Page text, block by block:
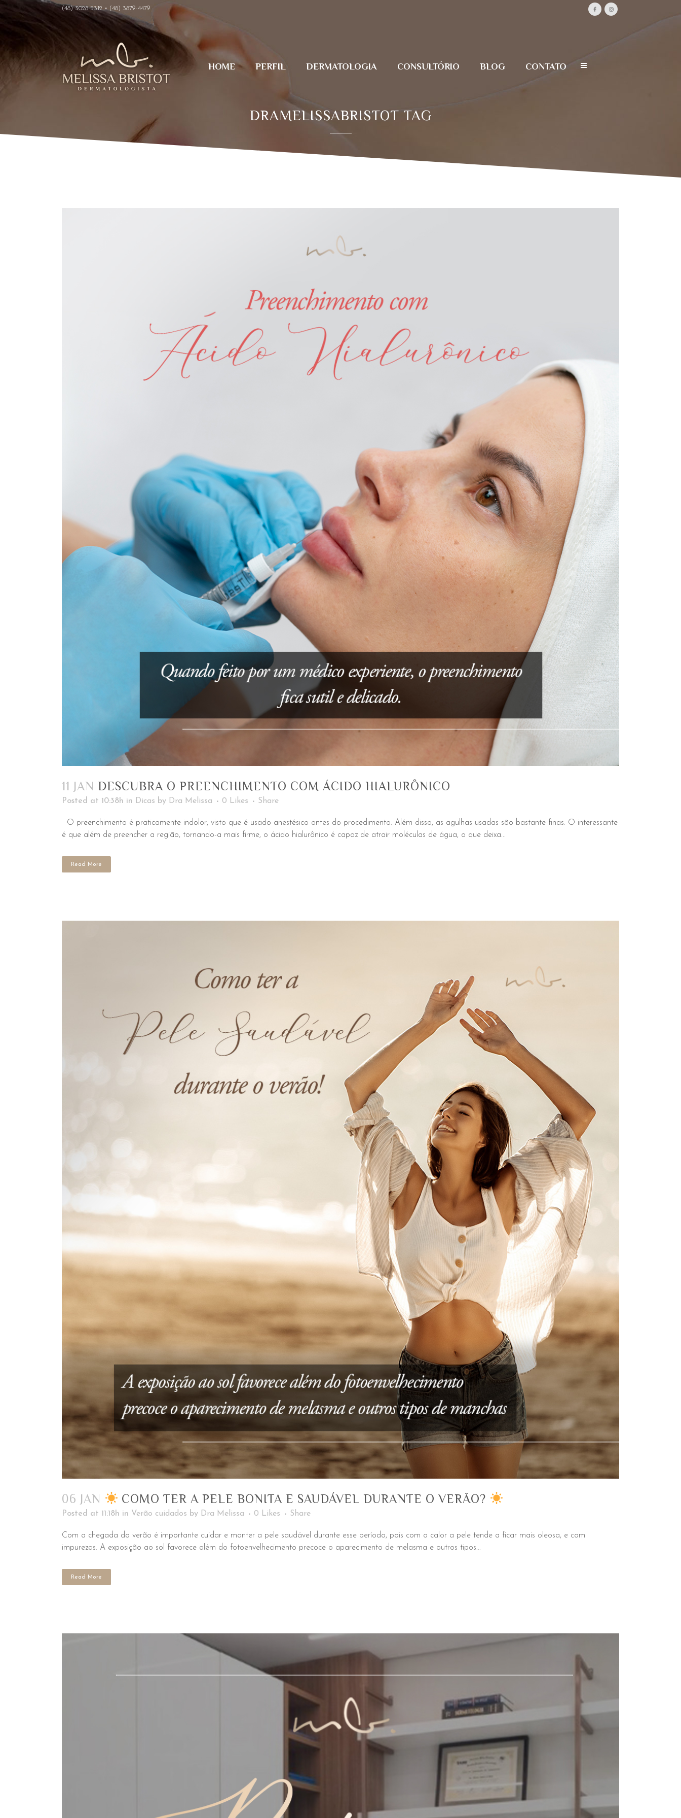
(48) 3028-5312 • (48) 3879-4479
HOME PERFIL DERMATOLOGIA CONSULTÓRIO BLOG CONTATO
DRAMELISSABRISTOT TAG
11 JAN DESCUBRA O PREENCHIMENTO COM ÁCIDO HIALURÔNICO
Posted at 10:38h in Dicas by Dra Melissa 0 Likes Share
O preenchimento é praticamente indolor, visto que é usado anestésico antes do procedimento. Além disso, as agulhas usadas são bastante finas. O interessante
é que além de preencher a região, tornando-a mais firme, o ácido hialurônico é capaz de atrair moléculas de água, o que deixa...
Read More
06 JAN COMO TER A PELE BONITA E SAUDÁVEL DURANTE O VERÃO?
Posted at 11:18h in Verão cuidados by Dra Melissa 0 Likes Share
Com a chegada do verão é importante cuidar e manter a pele saudável durante esse período, pois com o calor a pele tende a ficar mais oleosa, e com
impurezas. A exposição ao sol favorece além do fotoenvelhecimento precoce o aparecimento de melasma e outros tipos...
Read More